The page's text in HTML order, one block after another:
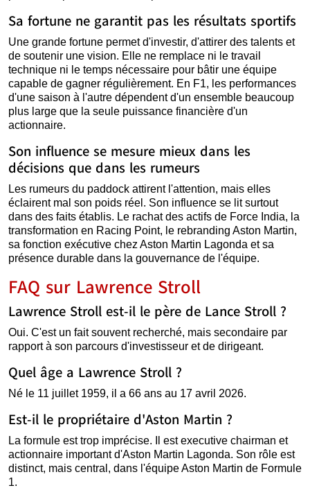
Sa fortune ne garantit pas les résultats sportifs
Une grande fortune permet d'investir, d'attirer des talents et
de soutenir une vision. Elle ne remplace ni le travail
technique ni le temps nécessaire pour bâtir une équipe
capable de gagner régulièrement. En F1, les performances
d'une saison à l'autre dépendent d'un ensemble beaucoup
plus large que la seule puissance financière d'un
actionnaire.
Son influence se mesure mieux dans les
décisions que dans les rumeurs
Les rumeurs du paddock attirent l'attention, mais elles
éclairent mal son poids réel. Son influence se lit surtout
dans des faits établis. Le rachat des actifs de Force India, la
transformation en Racing Point, le rebranding Aston Martin,
sa fonction exécutive chez Aston Martin Lagonda et sa
présence durable dans la gouvernance de l'équipe.
FAQ sur Lawrence Stroll
Lawrence Stroll est-il le père de Lance Stroll ?
Oui. C'est un fait souvent recherché, mais secondaire par
rapport à son parcours d'investisseur et de dirigeant.
Quel âge a Lawrence Stroll ?
Né le 11 juillet 1959, il a 66 ans au 17 avril 2026.
Est-il le propriétaire d'Aston Martin ?
La formule est trop imprécise. Il est executive chairman et
actionnaire important d'Aston Martin Lagonda. Son rôle est
distinct, mais central, dans l'équipe Aston Martin de Formule
1.